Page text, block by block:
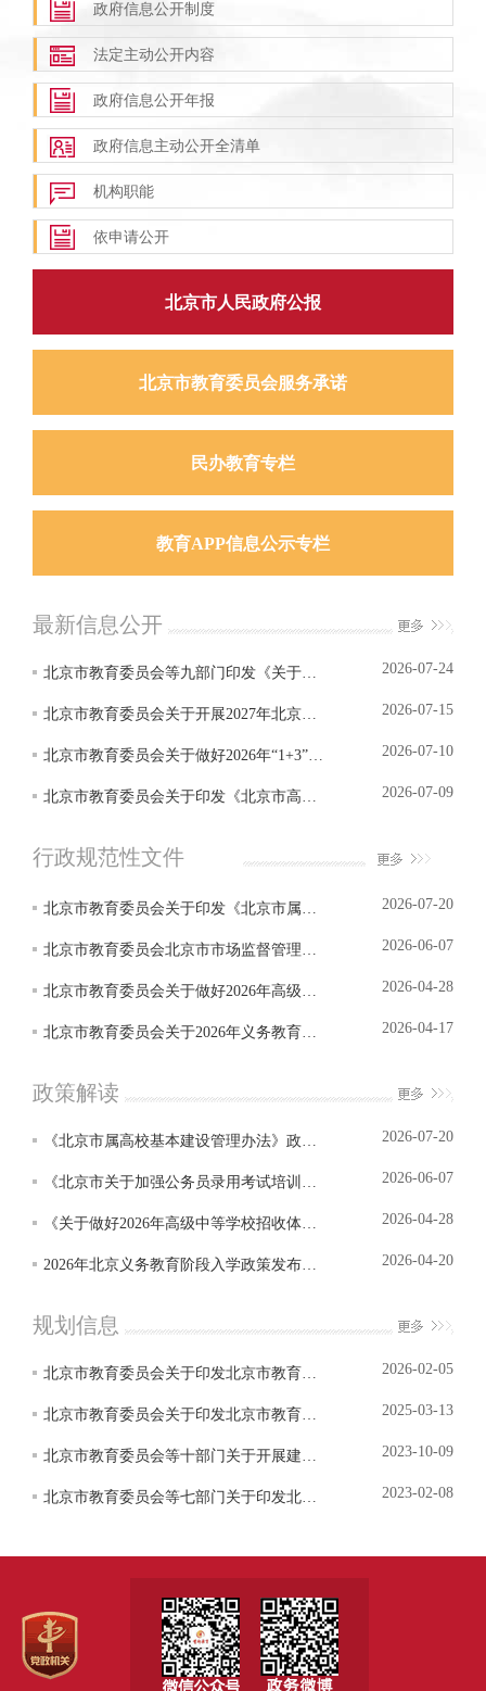
政府信息公开制度
法定主动公开内容
政府信息公开年报
政府信息主动公开全清单
机构职能
依申请公开
北京市人民政府公报
北京市教育委员会服务承诺
民办教育专栏
教育APP信息公示专栏
最新信息公开
2026-07-24
北京市教育委员会等九部门印发《关于进一步强化北京地区高校实验室安全管理...
2026-07-15
北京市教育委员会关于开展2027年北京市学生艺术节活动申办工作的通知
2026-07-10
北京市教育委员会关于做好2026年“1+3”培养实验工作的通知
2026-07-09
北京市教育委员会关于印发《北京市高中阶段教辅材料评议推荐目录》的通知
行政规范性文件
2026-07-20
北京市教育委员会关于印发《北京市属高校基本建设管理办法》的通知
2026-06-07
北京市教育委员会北京市市场监督管理局北京市民政局关于印发《北京市关于加...
2026-04-28
北京市教育委员会关于做好2026年高级中等学校招收体育艺术科技特长生工作的通知
2026-04-17
北京市教育委员会关于2026年义务教育阶段入学工作的意见
政策解读
2026-07-20
《北京市属高校基本建设管理办法》政策解读
2026-06-07
《北京市关于加强公务员录用考试培训机构规范管理的若干规定》政策解读
2026-04-28
《关于做好2026年高级中等学校招收体育艺术科技特长生工作的通知》的政策解读
2026-04-20
2026年北京义务教育阶段入学政策发布（图文）
规划信息
2026-02-05
北京市教育委员会关于印发北京市教育科学“十五五”规划2026年度课题指南的通知
2025-03-13
北京市教育委员会关于印发北京市教育科学“十四五”规划2025年度课题指南的通知
2023-10-09
北京市教育委员会等十部门关于开展建设学习型城市示范区评估工作的通知
2023-02-08
北京市教育委员会等七部门关于印发北京市“十四五”特殊教育发展提升行动计...